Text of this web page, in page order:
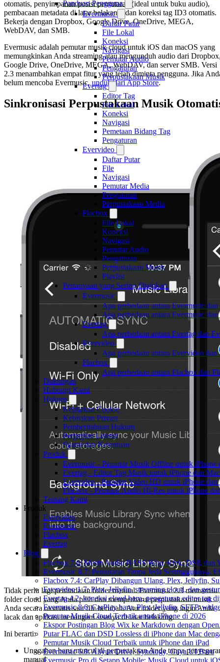
Panduan Pengguna
Evermusic
Daftar Putar
File Lokal
Koneksi
Navigasi
Pemutar Audio
Pengaturan
Perpustakaan Musik
Evertag
Editor Tag
File Lokal
Koneksi
Navigasi
Pemetaan Bidang Tag
Pengaturan
Evervideo
Daftar Putar
File
Navigasi
Pemutar Media
Pengaturan
Perpustakaan Media
Flacbox
File Lokal
Koneksi
Navigasi
Pemutar Audio
Pengaturan
Perpustakaan Musik
Playlist
Pertanyaan yang Sering Diajukan
Evermusic
Apa perbedaan antara Evermusic
Apa perbedaan antara Evermusic
Evertag
Apa perbedaan antara Evertag dan
Evervideo
Apa perbedaan antara Evervideo
Flacbox
Apa perbedaan antara Flacbox dan
Dukungan
Hubungi Kami
Hukum
Kebijakan Cookie
Kebijakan Privasi
Pemberitahuan Hukum
Perjanjian Lisensi
Syarat dan Ketentuan
Produk
Evermusic - Pemutar Musik Offline untuk iPhone
Evertag - Editor Tag Musik untuk iPhone dan Mac
Evervideo - Pemutar Video HD untuk iPhone dan
Flacbox - Pemutar Audio Hi-Res untuk iPhone
Tentang Kami
Produk
Evervideo
Evermusic
Flacbox
Evertag
Blog
Flacbox 7.6: Mesin Audio BASS Baru, Efek, DSP, dan
Evermusic 8.7: Pemutaran Tanpa Jeda
Flacbox 7.4: CarPlay Dibangun Ulang, Plex, Jellyfin,
Evervideo 1.7: Plex, Jellyfin, streaming cloud, dan
Evertag 4.2: koneksi cloud baru, pengaturan editor tag
Evermusic 8.6: CarPlay baru, Plex, Jellyfin, SFTP,
Pemutar Musik Cloud Terbaik untuk iPhone di 2026
Ekspor Postingan Blog Wix ke Markdown dengan
Putar FLAC dan DSD Lossless di iPhone dan Mac
Pemutar Musik Cloud Terbaik untuk iPhone dan iPad
Evermusic 6.8: Aliyun Drive, Synology, Gaya UI Baru
Evermusic Pro di Setapp Mobile: Musik Cloud untuk
otomatis, penyimpanan posisi pemutaran (ideal untuk buku audio),
pembacaan metadata di latar belakang, dan koreksi tag ID3 otomatis.
Bekerja dengan Dropbox, Google Drive, OneDrive, MEGA,
WebDAV, dan SMB.
Evermusic adalah pemutar musik cloud untuk iOS dan macOS yang
memungkinkan Anda streaming atau mengunduh audio dari
Google Drive, OneDrive, MEGA, WebDAV, dan server SMB. Versi
2.3 menambahkan empat fitur yang telah diminta pengguna. Jika
belum mencoba Evermusic, unduh dari App Store.
Sinkronisasi Perpustakaan Musik
Tidak perlu lagi pemindaian folder manual. Evermusic 2.3 memantau
folder cloud yang Anda pilih dan memperbarui perpustakaan musik
Anda secara otomatis saat file berubah. Atur folder yang ingin Anda
lacak dan aplikasi menangani sisanya di latar belakang.
Ini berarti:
Unggahan baru muncul di perpustakaan Anda tanpa
manual